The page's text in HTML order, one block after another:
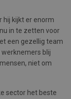
hij kijkt er enorm
nu in te zetten voor
een gezellig team
blij
niet om
sector het beste